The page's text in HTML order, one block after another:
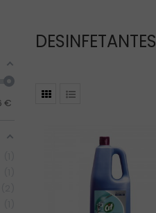
€
DESINFETANTES